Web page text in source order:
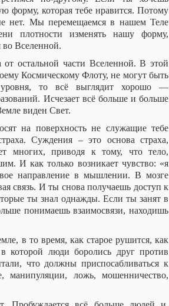
форму, которая тебе нравится. Потому
нет. Мы перемещаемся в нашем Теле
плотности изменять нашу форму,
во Вселенной.
остальной части Вселенной. В этой
Космическому Флоту, не могут быть
то всё выглядит хорошо —
Исчезает всё больше и больше
виден Свет.
на поверхность не служащие тебе
Суждения – это основа страха,
многих, приводя к тому, что тело,
И как только возникает чувство: «я
направление в мышлении. В мозге
связь. И ты снова получаешь доступ к
ты знал однажды. Если ты занят в
понимаешь взаимосвязи, находишь
в то время, как старое рушится, как
которой люди боролись друг против
что должны приспосабливаться к
ложь, мошенничество,